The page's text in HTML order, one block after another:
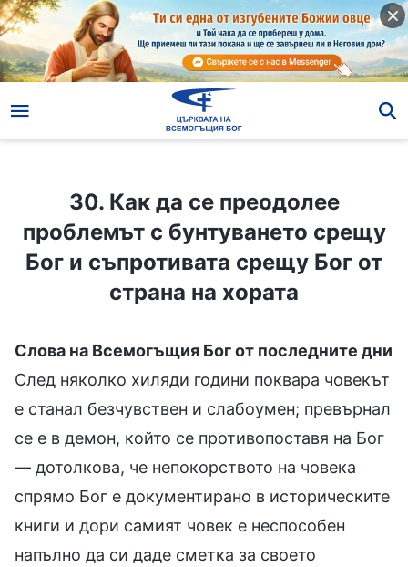
30. Как да се преодолее
проблемът с бунтуването срещу
Бог и съпротивата срещу Бог от
страна на хората
Слова на Всемогъщия Бог от последните дни
След няколко хиляди години поквара човекът
е станал безчувствен и слабоумен; превърнал
се е в демон, който се противопоставя на Бог
— дотолкова, че непокорството на човека
спрямо Бог е документирано в историческите
книги и дори самият човек е неспособен
напълно да си даде сметка за своето